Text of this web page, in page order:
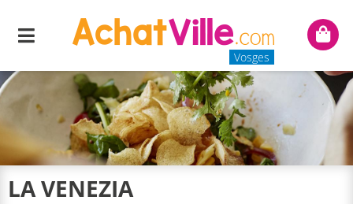
Menu
Vosges
Mon
LA VENEZIA